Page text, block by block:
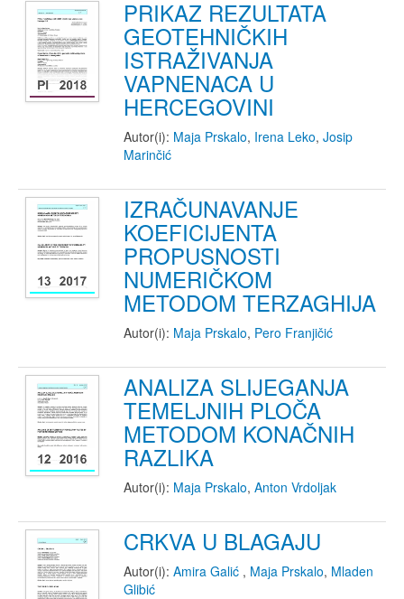
PRIKAZ REZULTATA
GEOTEHNIČKIH
ISTRAŽIVANJA
VAPNENACA U
HERCEGOVINI
Autor(i): Maja Prskalo, Irena Leko, Josip
Marinčić
IZRAČUNAVANJE
KOEFICIJENTA
PROPUSNOSTI
NUMERIČKOM
METODOM TERZAGHIJA
Autor(i): Maja Prskalo, Pero Franjičić
ANALIZA SLIJEGANJA
TEMELJNIH PLOČA
METODOM KONAČNIH
RAZLIKA
Autor(i): Maja Prskalo, Anton Vrdoljak
CRKVA U BLAGAJU
Autor(i): Amira Galić , Maja Prskalo, Mladen
Glibić